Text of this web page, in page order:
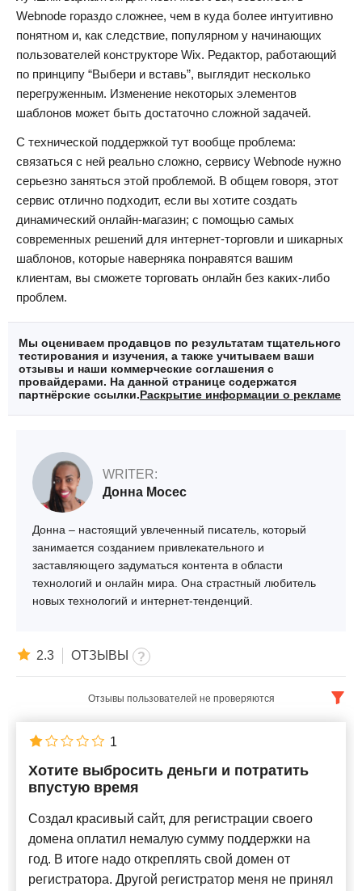
Webnode гораздо сложнее, чем в куда более интуитивно
понятном и, как следствие, популярном у начинающих
пользователей конструкторе Wix. Редактор, работающий
по принципу “Выбери и вставь”, выглядит несколько
перегруженным. Изменение некоторых элементов
шаблонов может быть достаточно сложной задачей.
С технической поддержкой тут вообще проблема:
связаться с ней реально сложно, сервису Webnode нужно
серьезно заняться этой проблемой. В общем говоря, этот
сервис отлично подходит, если вы хотите создать
динамический онлайн-магазин; с помощью самых
современных решений для интернет-торговли и шикарных
шаблонов, которые наверняка понравятся вашим
клиентам, вы сможете торговать онлайн без каких-либо
проблем.
Мы оцениваем продавцов по результатам тщательного
тестирования и изучения, а также учитываем ваши
отзывы и наши коммерческие соглашения с
провайдерами. На данной странице содержатся
партнёрские ссылки.Раскрытие информации о рекламе
WRITER:
Донна Мосес
Донна – настоящий увлеченный писатель, который
занимается созданием привлекательного и
заставляющего задуматься контента в области
технологий и онлайн мира. Она страстный любитель
новых технологий и интернет-тенденций.
2.3 ОТЗЫВЫ
Отзывы пользователей не проверяются
Хотите выбросить деньги и потратить
впустую время
Создал красивый сайт, для регистрации своего
домена оплатил немалую сумму поддержки на
год. В итоге надо откреплять свой домен от
регистратора. Другой регистратор меня не принял
1